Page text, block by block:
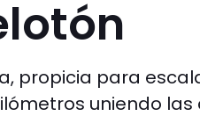
propicia para
uniendo